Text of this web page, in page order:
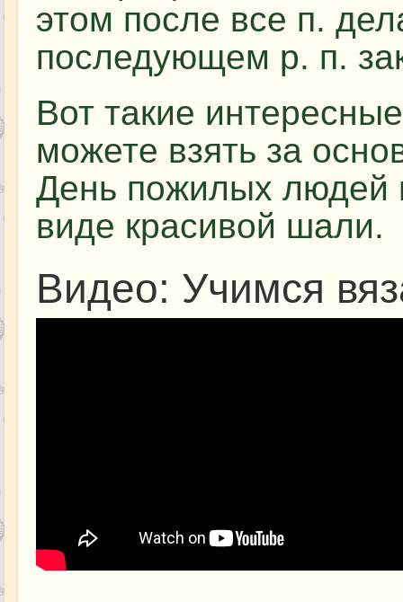
этом после все п.
последующем р. п.
Вот такие
можете взять за
День пожилых людей
виде красивой шали.
Видео: Учимся